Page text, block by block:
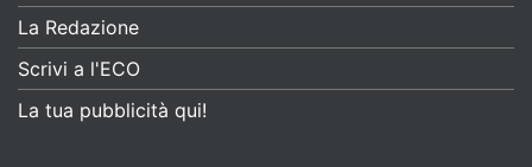
La Redazione
Scrivi a l'ECO
La tua pubblicità qui!